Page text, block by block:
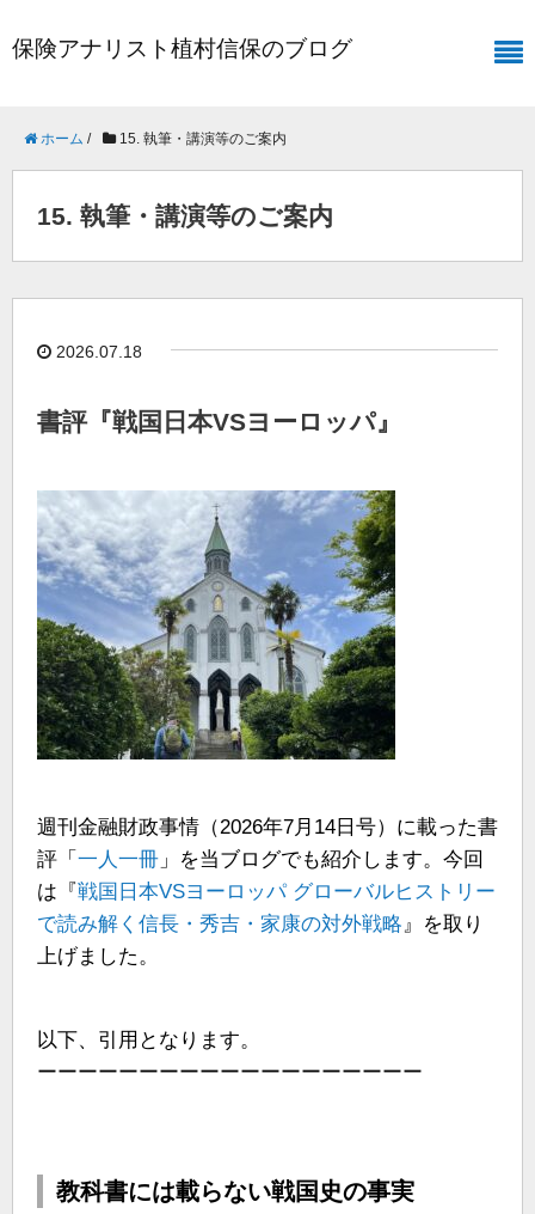
保険アナリスト植村信保のブログ
ホーム / 15. 執筆・講演等のご案内
15. 執筆・講演等のご案内
2026.07.18
書評『戦国日本VSヨーロッパ』
週刊金融財政事情（2026年7月14日号）に載った書
評「 一人一冊 」を当ブログでも紹介します。今回
は『戦国日本VSヨーロッパ グローバルヒストリー
で読み解く信長・秀吉・家康の対外戦略』を取り
上げました。
以下、引用となります。
ーーーーーーーーーーーーーーーーーーー
教科書には載らない戦国史の事実